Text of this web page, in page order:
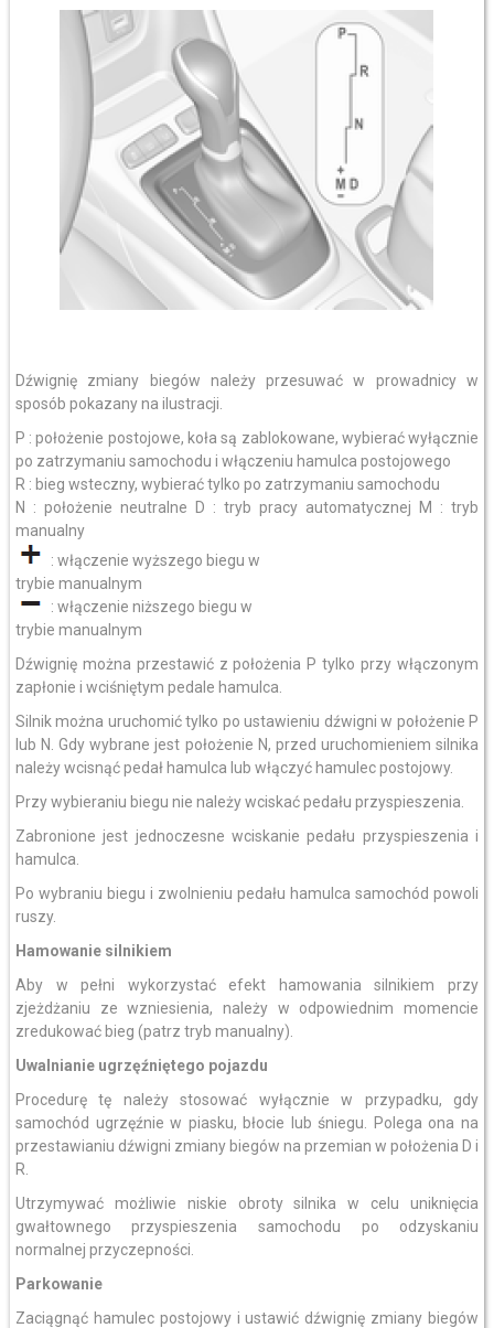
Dźwignię zmiany biegów należy przesuwać w prowadnicy w
sposób pokazany na ilustracji.
P : położenie postojowe, koła są zablokowane, wybierać wyłącznie
po zatrzymaniu samochodu i włączeniu hamulca postojowego
R : bieg wsteczny, wybierać tylko po zatrzymaniu samochodu
N : położenie neutralne D : tryb pracy automatycznej M : tryb
manualny
: włączenie wyższego biegu w
trybie manualnym
: włączenie niższego biegu w
trybie manualnym
Dźwignię można przestawić z położenia P tylko przy włączonym
zapłonie i wciśniętym pedale hamulca.
Silnik można uruchomić tylko po ustawieniu dźwigni w położenie P
lub N. Gdy wybrane jest położenie N, przed uruchomieniem silnika
należy wcisnąć pedał hamulca lub włączyć hamulec postojowy.
Przy wybieraniu biegu nie należy wciskać pedału przyspieszenia.
Zabronione jest jednoczesne wciskanie pedału przyspieszenia i
hamulca.
Po wybraniu biegu i zwolnieniu pedału hamulca samochód powoli
ruszy.
Hamowanie silnikiem
Aby w pełni wykorzystać efekt hamowania silnikiem przy
zjeżdżaniu ze wzniesienia, należy w odpowiednim momencie
zredukować bieg (patrz tryb manualny).
Uwalnianie ugrzęźniętego pojazdu
Procedurę tę należy stosować wyłącznie w przypadku, gdy
samochód ugrzęźnie w piasku, błocie lub śniegu. Polega ona na
przestawianiu dźwigni zmiany biegów na przemian w położenia D i
R.
Utrzymywać możliwie niskie obroty silnika w celu uniknięcia
gwałtownego przyspieszenia samochodu po odzyskaniu
normalnej przyczepności.
Parkowanie
Zaciągnąć hamulec postojowy i ustawić dźwignię zmiany biegów